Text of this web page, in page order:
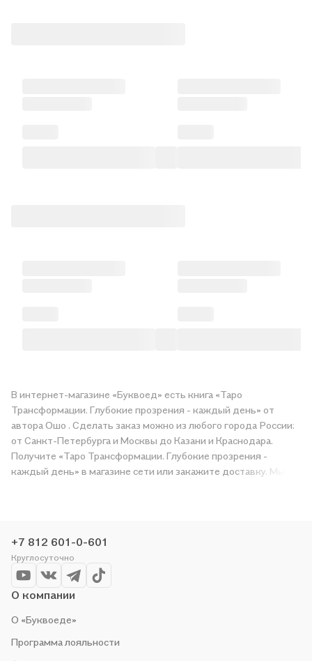
В интернет-магазине «Буквоед» есть книга «Таро
Трансформации. Глубокие прозрения - каждый день» от
автора Ошо . Сделать заказ можно из любого города России:
от Санкт-Петербурга и Москвы до Казани и Краснодара.
Получите «Таро Трансформации. Глубокие прозрения -
каждый день» в магазине сети или закажите доставку. Мы и
+7 812 601-0-601
Круглосуточно
О компании
О «Буквоеде»
Программа лояльности